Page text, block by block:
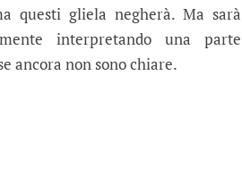
questi gliela negherà. Ma sarà
interpretando una parte
ancora non sono chiare.